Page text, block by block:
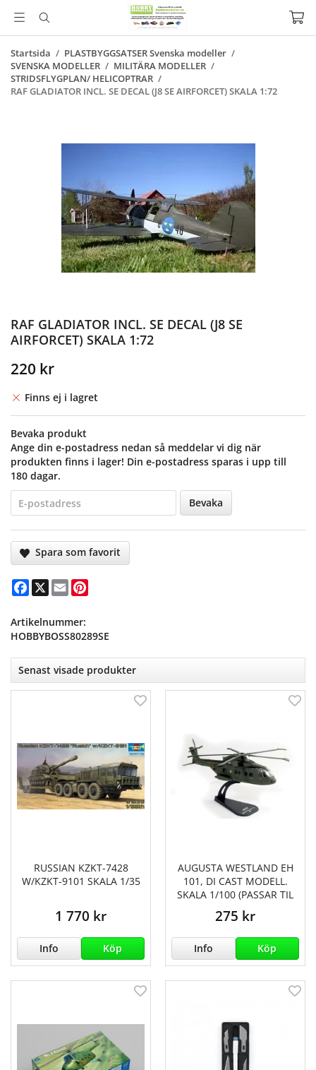
Startsida / PLASTBYGGSATSER Svenska modeller /
SVENSKA MODELLER / MILITÄRA MODELLER /
STRIDSFLYGPLAN/ HELICOPTRAR /
RAF GLADIATOR INCL. SE DECAL (J8 SE AIRFORCET) SKALA 1:72
RAF GLADIATOR INCL. SE DECAL (J8 SE
AIRFORCET) SKALA 1:72
220 kr
Finns ej i lagret
Bevaka produkt
Ange din e-postadress nedan så meddelar vi dig när
produkten finns i lager! Din e-postadress sparas i upp till
180 dagar.
Bevaka
Spara som favorit
Facebook
X Email
Artikelnummer:
HOBBYBOSS80289SE
Senast visade produkter
RUSSIAN KZKT-7428
W/KZKT-9101 SKALA 1/35
1 770 kr
Info Köp
AUGUSTA WESTLAND EH
101, DI CAST MODELL.
SKALA 1/100 (PASSAR TIL
275 kr
Info Köp